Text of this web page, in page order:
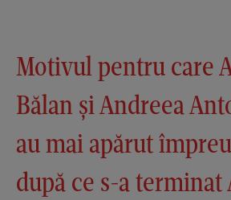
Motivul pentru care
Bălan și Andreea
au mai apărut
după ce s-a terminat